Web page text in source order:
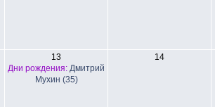
13
Дни рождения: Дмитрий
Мухин (35)
14